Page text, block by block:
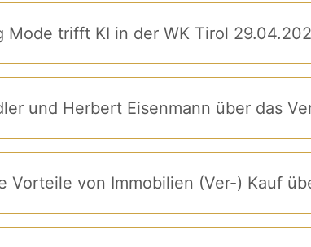
Mode trifft KI in der WK Tirol
und Herbert Eisenmann über das
Hand liegende Vorteile von Immobilien (Ver-)